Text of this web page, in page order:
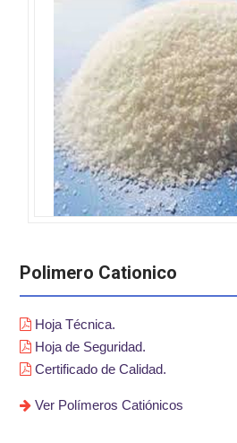
Polimero Cationico
Hoja Técnica.
Hoja de Seguridad.
Certificado de Calidad.
Ver Polímeros Catiónicos